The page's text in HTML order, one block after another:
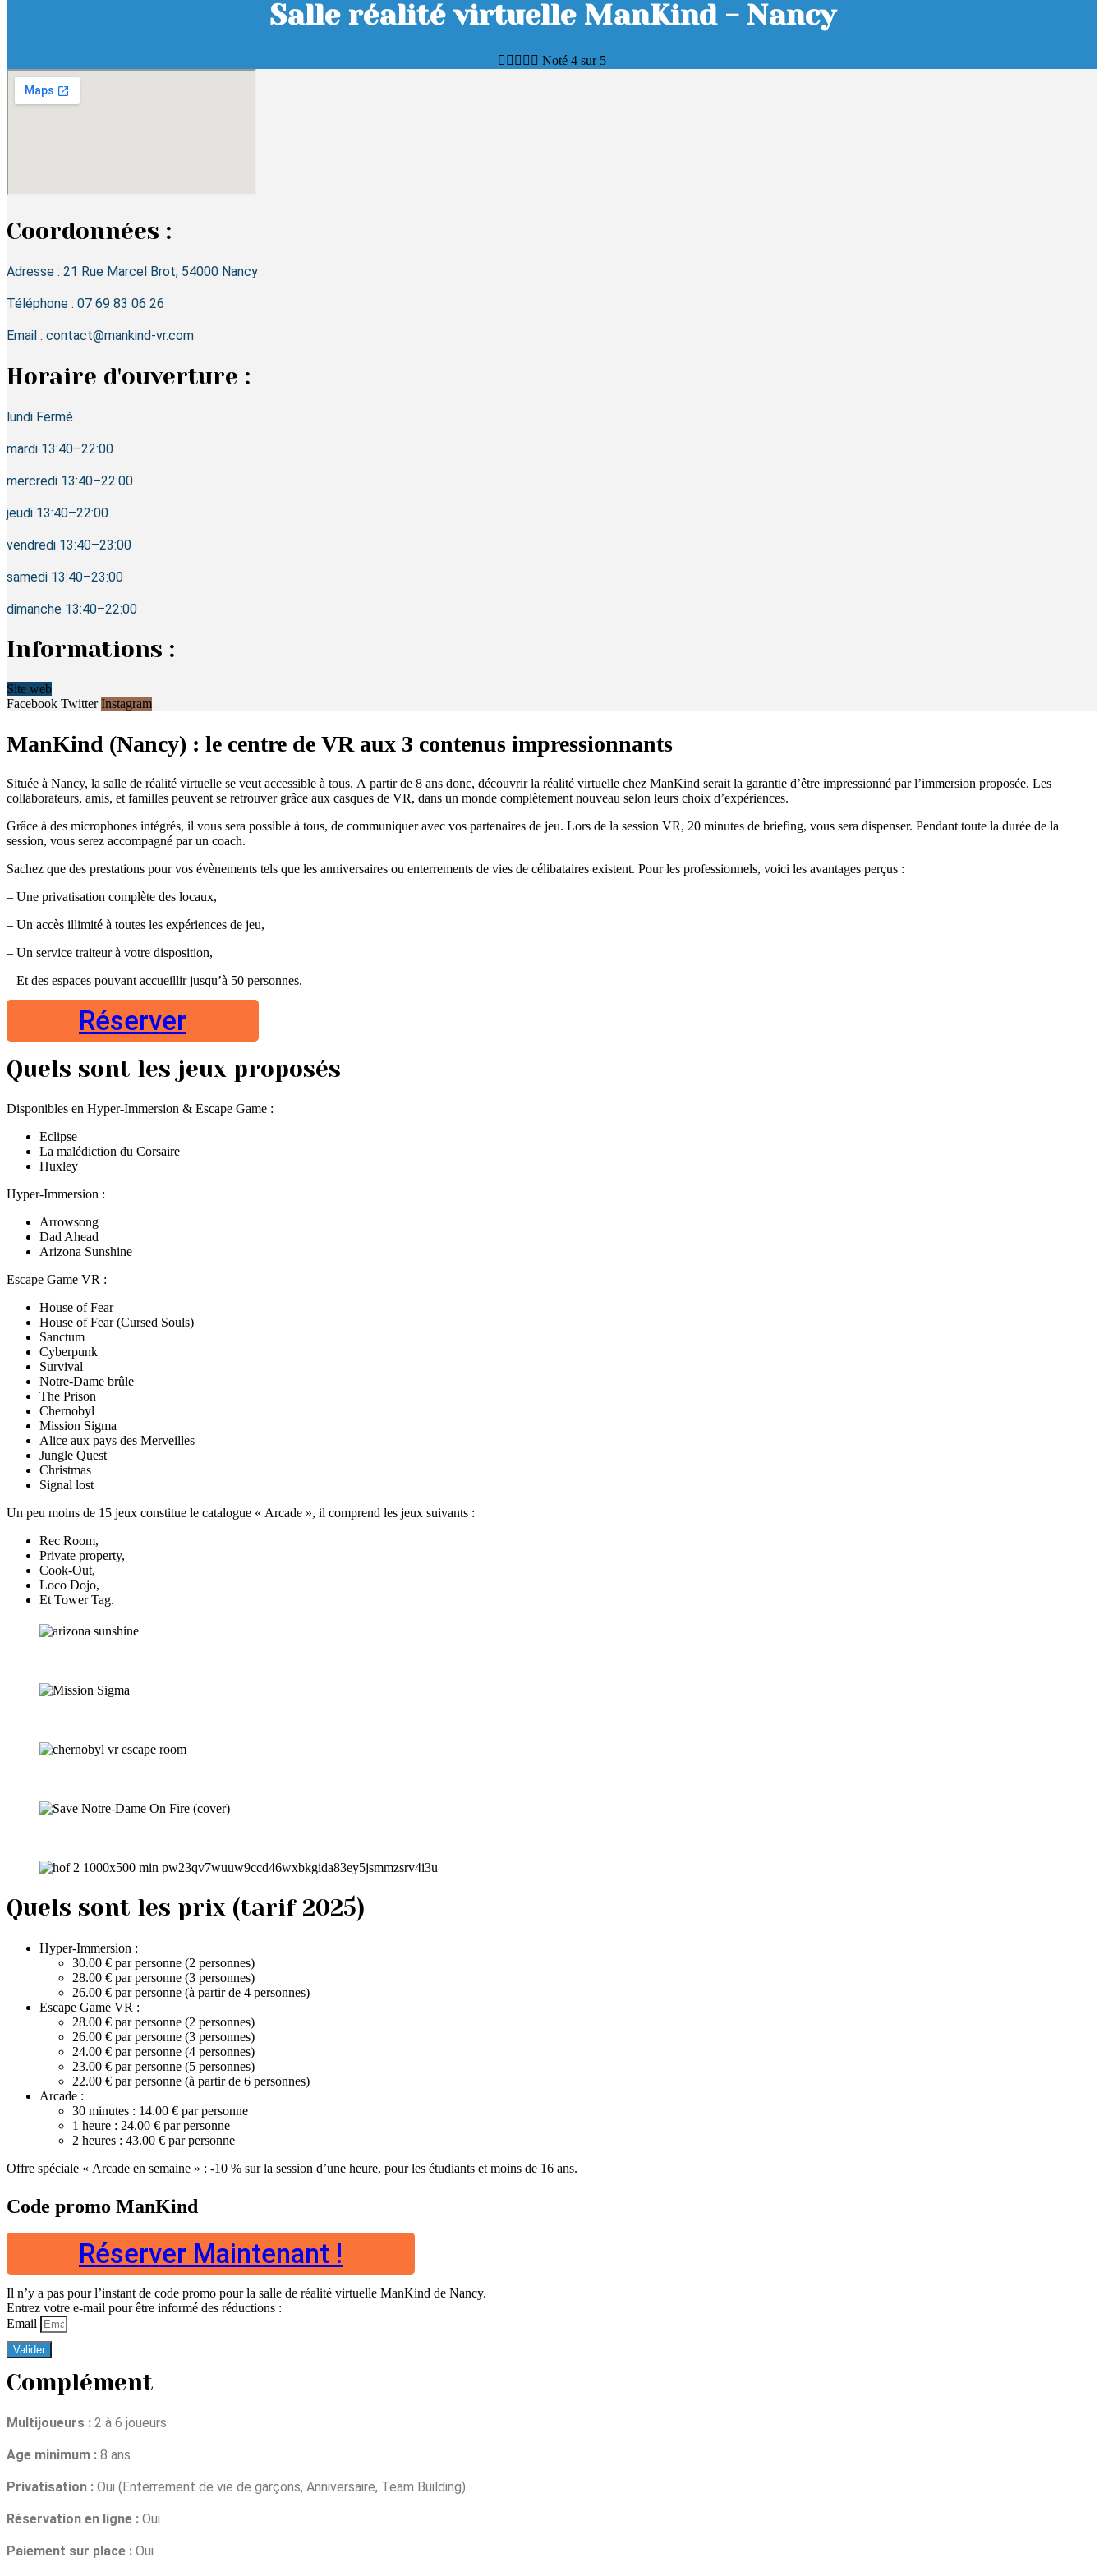
Salle réalité virtuelle ManKind - Nancy
     Noté 4 sur 5
Coordonnées :
Adresse : 21 Rue Marcel Brot, 54000 Nancy
Téléphone : 07 69 83 06 26
Email : contact@mankind-vr.com
Horaire d'ouverture :
lundi Fermé
mardi 13:40–22:00
mercredi 13:40–22:00
jeudi 13:40–22:00
vendredi 13:40–23:00
samedi 13:40–23:00
dimanche 13:40–22:00
Informations :
Site web
Facebook Twitter Instagram
ManKind (Nancy) : le centre de VR aux 3 contenus impressionnants
Située à Nancy, la salle de réalité virtuelle se veut accessible à tous. A partir de 8 ans donc, découvrir la réalité virtuelle chez ManKind serait la garantie d’être impressionné par l’immersion proposée. Les
collaborateurs, amis, et familles peuvent se retrouver grâce aux casques de VR, dans un monde complètement nouveau selon leurs choix d’expériences.
Grâce à des microphones intégrés, il vous sera possible à tous, de communiquer avec vos partenaires de jeu. Lors de la session VR, 20 minutes de briefing, vous sera dispenser. Pendant toute la durée de la
session, vous serez accompagné par un coach.
Sachez que des prestations pour vos évènements tels que les anniversaires ou enterrements de vies de célibataires existent. Pour les professionnels, voici les avantages perçus :
– Une privatisation complète des locaux,
– Un accès illimité à toutes les expériences de jeu,
– Un service traiteur à votre disposition,
– Et des espaces pouvant accueillir jusqu’à 50 personnes.
Réserver
Quels sont les jeux proposés
Disponibles en Hyper-Immersion & Escape Game :
Eclipse
La malédiction du Corsaire
Huxley
Hyper-Immersion :
Arrowsong
Dad Ahead
Arizona Sunshine
Escape Game VR :
House of Fear
House of Fear (Cursed Souls)
Sanctum
Cyberpunk
Survival
Notre-Dame brûle
The Prison
Chernobyl
Mission Sigma
Alice aux pays des Merveilles
Jungle Quest
Christmas
Signal lost
Un peu moins de 15 jeux constitue le catalogue « Arcade », il comprend les jeux suivants :
Rec Room,
Private property,
Cook-Out,
Loco Dojo,
Et Tower Tag.
Quels sont les prix (tarif 2025)
Hyper-Immersion :
30.00 € par personne (2 personnes)
28.00 € par personne (3 personnes)
26.00 € par personne (à partir de 4 personnes)
Escape Game VR :
28.00 € par personne (2 personnes)
26.00 € par personne (3 personnes)
24.00 € par personne (4 personnes)
23.00 € par personne (5 personnes)
22.00 € par personne (à partir de 6 personnes)
Arcade :
30 minutes : 14.00 € par personne
1 heure : 24.00 € par personne
2 heures : 43.00 € par personne
Offre spéciale « Arcade en semaine » : -10 % sur la session d’une heure, pour les étudiants et moins de 16 ans.
Code promo ManKind
Réserver Maintenant !
Il n’y a pas pour l’instant de code promo pour la salle de réalité virtuelle ManKind de Nancy.
Entrez votre e-mail pour être informé des réductions :
Email
Valider
Complément
Multijoueurs : 2 à 6 joueurs
Age minimum : 8 ans
Privatisation : Oui (Enterrement de vie de garçons, Anniversaire, Team Building)
Réservation en ligne : Oui
Paiement sur place : Oui